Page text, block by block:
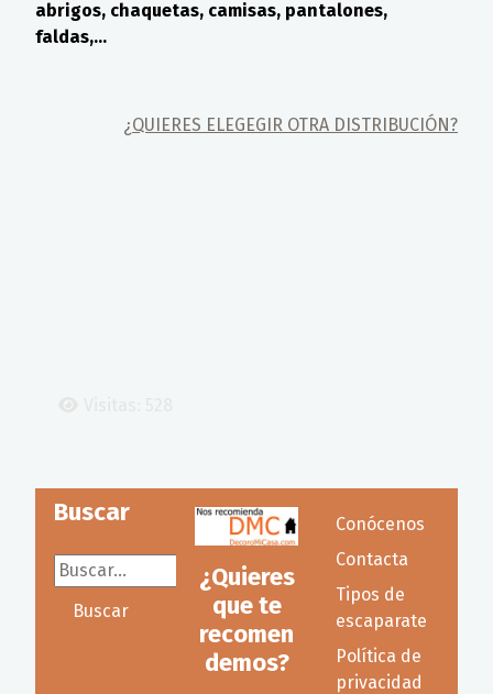
abrigos, chaquetas, camisas, pantalones,
faldas,...
¿QUIERES ELEGEGIR OTRA DISTRIBUCIÓN?
Buscar
Buscar...
Buscar
¿Quieres
que te
recomen
demos?
Conócenos
Contacta
Tipos de
escaparate
Política de
privacidad